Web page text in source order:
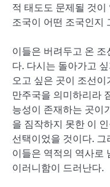
적 태도도 문제될 것
조국이 어떤 조국인지
이들은 버려두고 온
다. 다시는 돌아가고
오고 싶은 곳이 조선
만주국을 의미하리라
능성이 존재하는 곳이
을 짐작하지 못한 이
선택이었을 것이다.
이들은 역적의 역사로
이러니함이 드러난다.